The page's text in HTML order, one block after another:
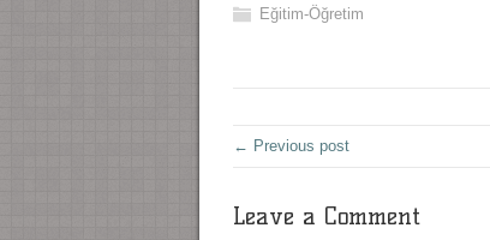
Eğitim-Öğretim
← Previous post
Leave a Comment